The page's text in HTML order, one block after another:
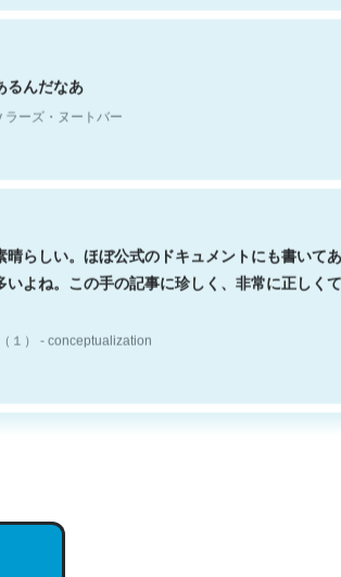
んだなあ
ーズ・ヌートバー
らしい。ほぼ公式のドキュメントにも書いてあ
いよね。この手の記事に珍しく、非常に正しく
１） - conceptualization